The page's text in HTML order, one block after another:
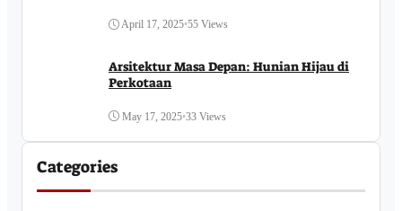
April 17, 2025•55 Views
Arsitektur Masa Depan: Hunian Hijau di
Perkotaan
May 17, 2025•33 Views
Categories